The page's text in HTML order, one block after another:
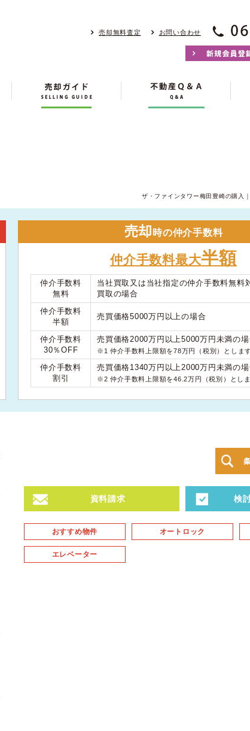
売却無料査定 お問い合わせ
ザ・ファインタワー梅田豊崎の購入
売却時の仲介手数料
仲介手数料最大半額
仲介手数料
無料
当社買取又は当社指定の仲介手数料無料
買取の場合
仲介手数料
半額
売買価格5000万円以上の場合
仲介手数料
30％OFF
売買価格2000万円以上5000万円未満の
※1 仲介手数料上限額を78万円（税別）とします
仲介手数料
割引
売買価格1340万円以上2000万円未満の
※2 仲介手数料上限額を46.2万円（税別）としま
資料請求 検
おすすめ物件 オートロック
エレベーター